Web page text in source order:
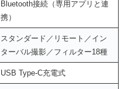
Bluetooth接続（専用アプリと連
携）
スタンダード／リモート／イン
ターバル撮影／フィルター18種
USB Type-C充電式